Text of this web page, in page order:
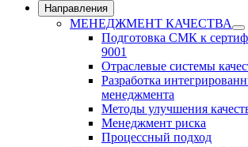
Направления
МЕНЕДЖМЕНТ КАЧЕСТВА
Подготовка СМК к
9001
Отраслевые системы
Разработка
менеджмента
Методы улучшения
Менеджмент риска
Процессный подход